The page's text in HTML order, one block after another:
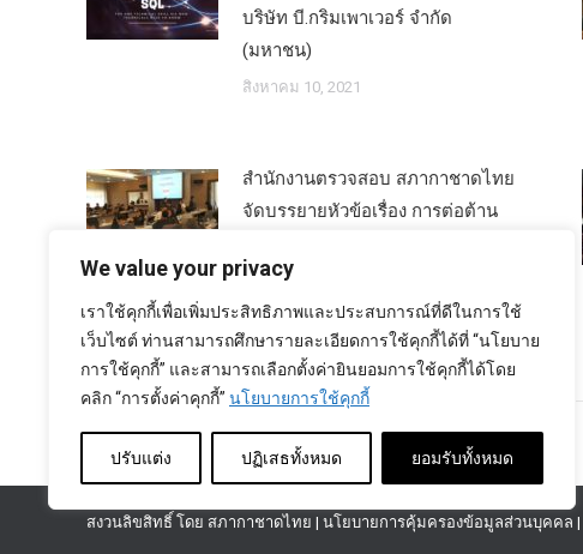
We value your privacy
เราใช้คุกกี้เพื่อเพิ่มประสิทธิภาพและประสบการณ์ที่ดีในการใช้
เว็บไซต์ ท่านสามารถศึกษารายละเอียดการใช้คุกกี้ได้ที่ “นโยบาย
การใช้คุกกี้” และสามารถเลือกตั้งค่ายินยอมการใช้คุกกี้ได้โดย
คลิก “การตั้งค่าคุกกี้” นโยบายการใช้คุกกี้
ปรับแต่ง ปฏิเสธทั้งหมด ยอมรับทั้งหมด
บริษัท บี.กริมเพาเวอร์ จำกัด
(มหาชน)
สิงหาคม 10, 2021
สำนักงานตรวจสอบ สภากาชาดไทย
จัดบรรยายหัวข้อเรื่อง การต่อต้าน
สิงหาคม 16, 2017
สงวนลิขสิทธิ์ โดย สภากาชาดไทย | นโยบายการคุ้มครองข้อมูลส่วนบุคคล |